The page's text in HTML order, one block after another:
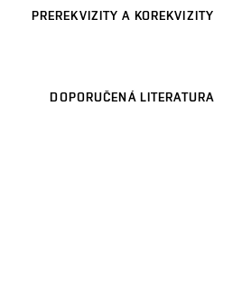
PREREKVIZITY A KOREKVIZITY
DOPORUČENÁ LITERATURA